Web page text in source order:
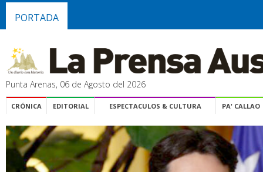
PORTADA
Punta Arenas, 06 de Agosto del 2026
CRÓNICA EDITORIAL ESPECTACULOS & CULTURA PA' CALLAO